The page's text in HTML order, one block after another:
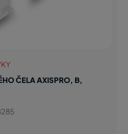
ČELA AXISPRO, B,